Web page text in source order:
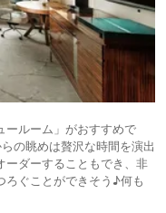
ールーム」がおすすめで
の眺めは贅沢な時間を演出
ーダーすることもでき、非
ろぐことができそう♪何も